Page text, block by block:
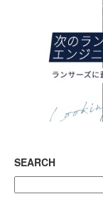
SEARCH